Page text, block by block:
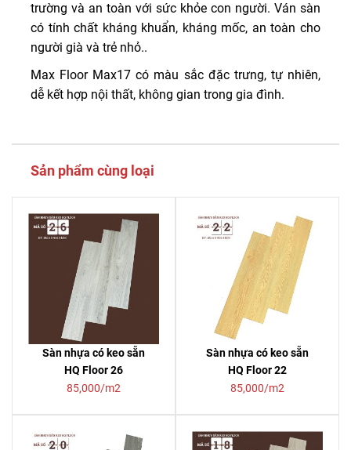
trường và an toàn với sức khỏe con người. Ván sàn
có tính chất kháng khuẩn, kháng mốc, an toàn cho
người già và trẻ nhỏ..
Max Floor Max17 có màu sắc đặc trưng, tự nhiên,
dễ kết hợp nội thất, không gian trong gia đình.
Sản phẩm cùng loại
Sàn nhựa có keo sẵn
HQ Floor 26
85,000/m2
Sàn nhựa có keo sẵn
HQ Floor 22
85,000/m2